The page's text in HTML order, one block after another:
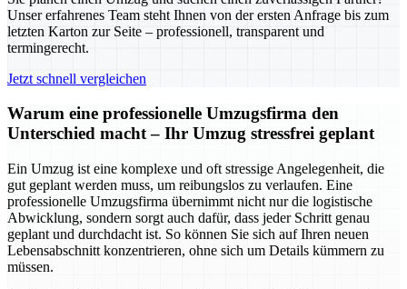
Unser erfahrenes Team steht Ihnen von der ersten Anfrage bis zum
letzten Karton zur Seite – professionell, transparent und
termingerecht.
Jetzt schnell vergleichen
Warum eine professionelle Umzugsfirma den
Unterschied macht – Ihr Umzug stressfrei geplant
Ein Umzug ist eine komplexe und oft stressige Angelegenheit, die
gut geplant werden muss, um reibungslos zu verlaufen. Eine
professionelle Umzugsfirma übernimmt nicht nur die logistische
Abwicklung, sondern sorgt auch dafür, dass jeder Schritt genau
geplant und durchdacht ist. So können Sie sich auf Ihren neuen
Lebensabschnitt konzentrieren, ohne sich um Details kümmern zu
müssen.